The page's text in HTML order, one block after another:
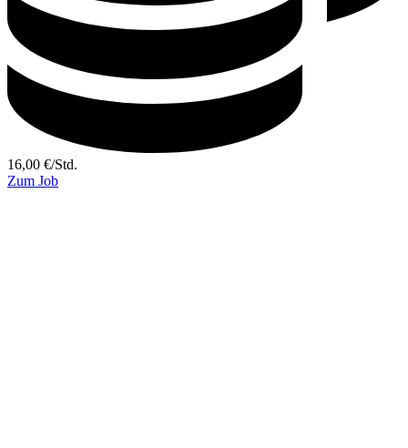
16,00 €/Std.
Zum Job